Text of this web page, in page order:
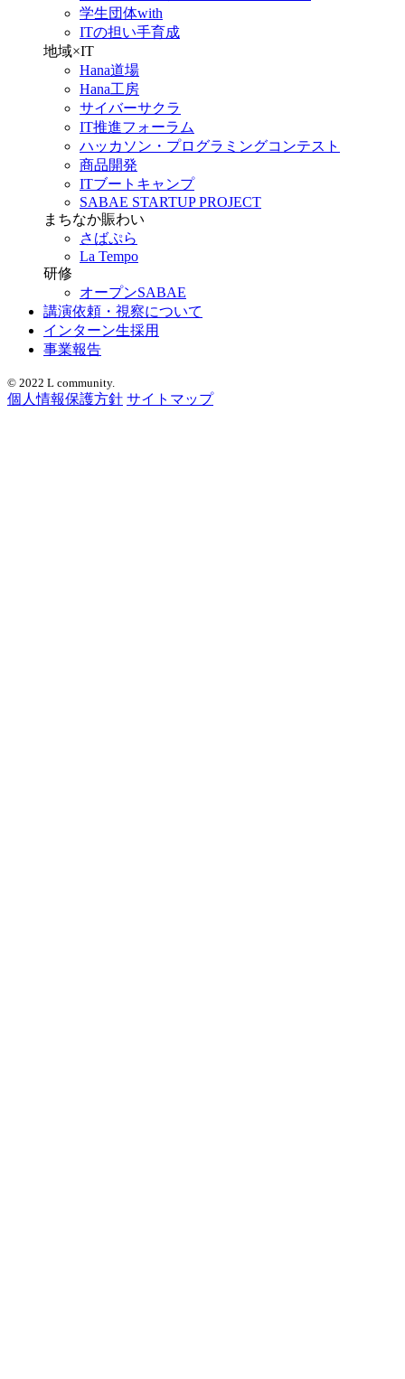
学生団体with
ITの担い手育成
地域×IT
Hana道場
Hana工房
サイバーサクラ
IT推進フォーラム
ハッカソン・プログラミングコンテスト
商品開発
ITブートキャンプ
SABAE STARTUP PROJECT
まちなか賑わい
さばぷら
La Tempo
研修
オープンSABAE
講演依頼・視察について
インターン生採用
事業報告
© 2022 L community.
個人情報保護方針 サイトマップ